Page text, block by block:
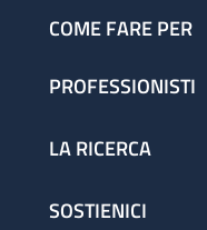
COME FARE PER
PROFESSIONISTI
LA RICERCA
SOSTIENICI